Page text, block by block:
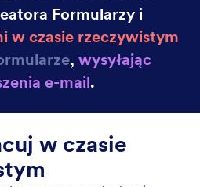
form activity so you can
without delay. Create
with Jotform and get email
response.